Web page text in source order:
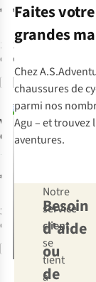
€210,00
1
couleur
disponible
€179,00
1couleur
disponible
Vaude
Chaussures De
Vélo Am Moab
€130,00
3
couleurs
disponibles
Comparer
Faites
grandes
Chez
chaussures de
parmi nos
Agu– et trouvez
aventures.
Besoin
d'aide
ou
de
Notre
service
client
se
tient
à